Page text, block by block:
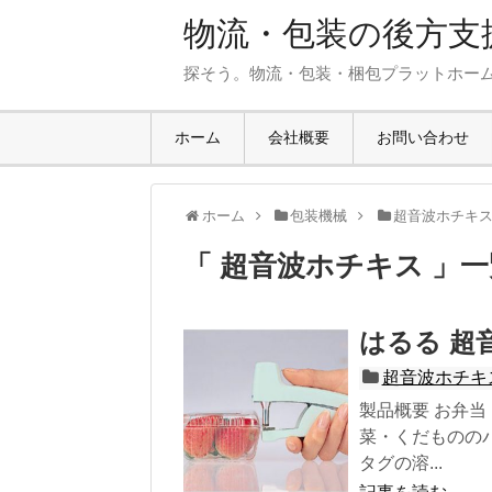
物流・包装の後方
探そう。物流・包装・梱包プラットホー
ホーム 会社概要 お問い合わせ
ホーム 包装機械 超音波ホチキス
「 超音波ホチキス 」
はるる 超
超音波ホチキ
製品概要 お弁
菜・くだものの
タグの溶...